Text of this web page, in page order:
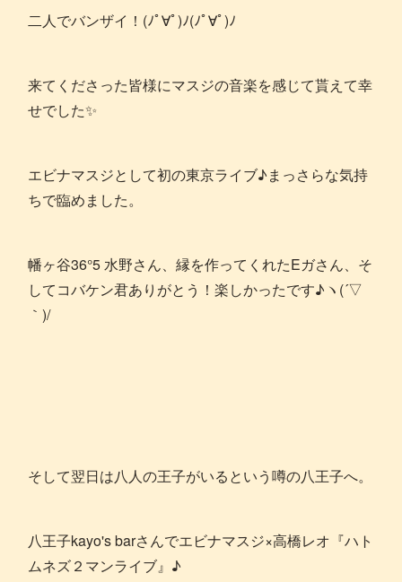
二人でバンザイ！(ﾉﾟ∀ﾟ)ﾉ(ﾉﾟ∀ﾟ)ﾉ
来てくださった皆様にマスジの音楽を感じて貰えて幸
せでした✨
エビナマスジとして初の東京ライブ♪まっさらな気持
ちで臨めました。
幡ヶ谷36°5 水野さん、縁を作ってくれたEガさん、そ
してコバケン君ありがとう！楽しかったです♪ヽ(´▽
｀)/
そして翌日は八人の王子がいるという噂の八王子へ。
八王子kayo's barさんでエビナマスジ×高橋レオ『ハト
ムネズ２マンライブ』♪